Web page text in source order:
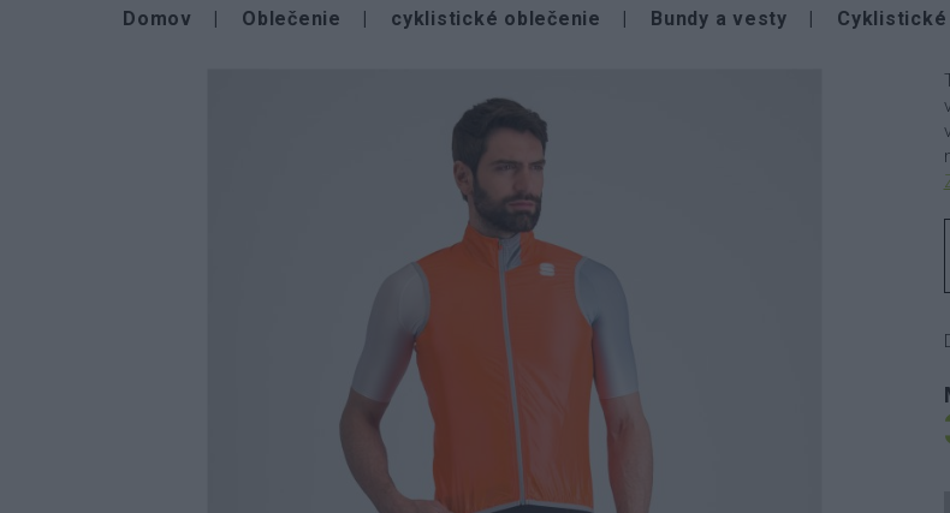
Domov Oblečenie cyklistické oblečenie Bundy a vesty